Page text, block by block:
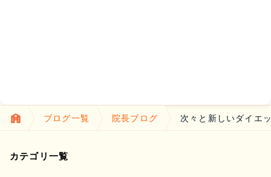
ブログ一覧 院長ブログ 次々と新しいダイエ
カテゴリ一覧